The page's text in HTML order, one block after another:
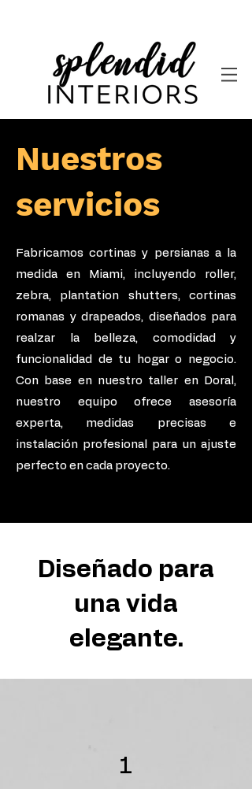
Nuestros
servicios
Fabricamos cortinas y persianas a la
medida en Miami, incluyendo roller,
zebra, plantation shutters, cortinas
romanas y drapeados, diseñados para
realzar la belleza, comodidad y
funcionalidad de tu hogar o negocio.
Con base en nuestro taller en Doral,
nuestro equipo ofrece asesoría
experta, medidas precisas e
instalación profesional para un ajuste
perfecto en cada proyecto.
Diseñado para
una vida
elegante.
1